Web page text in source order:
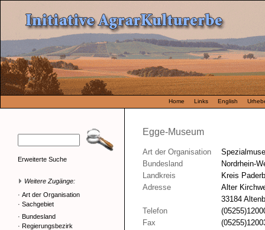
Home Links English
Erweiterte Suche
Weitere Zugänge:
· Art der Organisation
· Sachgebiet
· Bundesland
· Regierungsbezirk
Egge-Museum
Art der Organisation
Bundesland
Nordrhein-
Landkreis
Kreis
Adresse
Alter
33184
Telefon
Fax